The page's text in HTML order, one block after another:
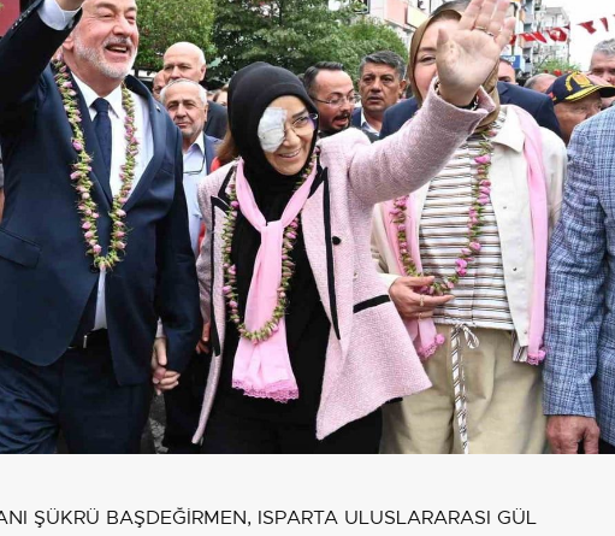
ŞÜKRÜ BAŞDEĞİRMEN, ISPARTA ULUSLARARASI GÜL